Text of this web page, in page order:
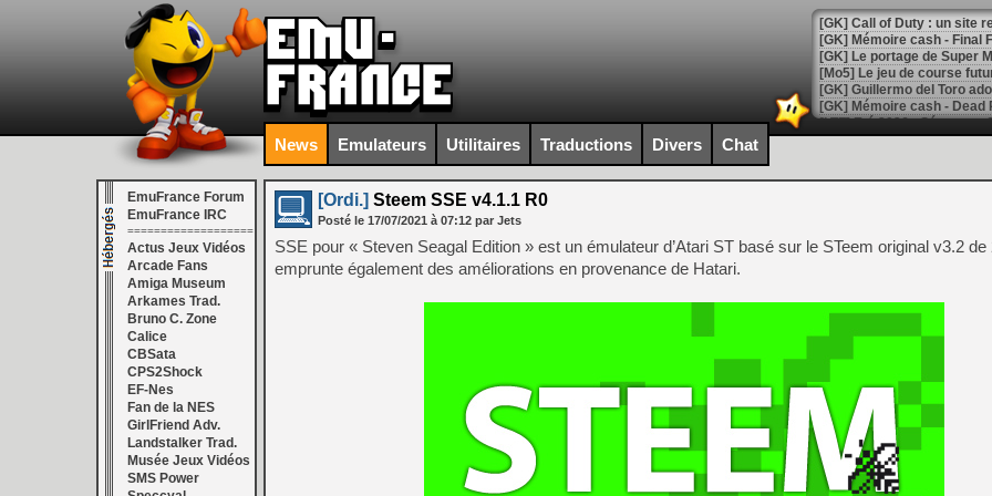
[GK] Le portage de Super
[Mo5] Le jeu de course
[GK] Guillermo del Toro
[LTF] Eté 2026 - Séquence
[GK] Mistfall Hunter :
[GK] Wo Long 2 évolue
[GK] Crossfire : un TPS à
[LS] [PS5] Premiers
[Mo5] DOOM arrive en
[GK] Bethesda fête les 30
[GK] Roblox : l'action en
[GK] Agenda - GeForce
[GK] Devolver Digital en a
[LS] [PS5] ps5-y2jb-
News Emulateurs Utilitaires Traductions Divers Chat
EmuFrance Forum
EmuFrance IRC
===================
Actus Jeux Vidéos
Arcade Fans
Amiga Museum
Arkames Trad.
Bruno C. Zone
Calice
CBSata
CPS2Shock
EF-Nes
Fan de la NES
GirlFriend Adv.
Landstalker Trad.
Musée Jeux Vidéos
SMS Power
[Ordi.] Steem SSE v4.1.1 R0
Posté le 17/07/2021 à 07:12 par Jets
SSE pour « Steven Seagal Edition » est un émulateur d’Atari ST basé sur le STeem original v3.2 de
emprunte également des améliorations en provenance de Hatari.